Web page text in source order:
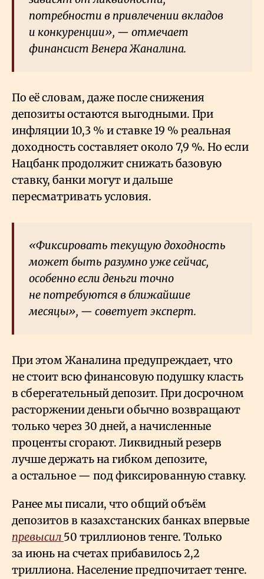
потребности в привлечении вкладов
и конкуренции», — отмечает
финансист Венера Жаналина.
По её словам, даже после снижения
депозиты остаются выгодными. При
инфляции 10,3 % и ставке 19 % реальная
доходность составляет около 7,9 %. Но если
Нацбанк продолжит снижать базовую
ставку, банки могут и дальше
пересматривать условия.
«Фиксировать текущую доходность
может быть разумно уже сейчас,
особенно если деньги точно
не потребуются в ближайшие
месяцы», — советует эксперт.
При этом Жаналина предупреждает, что
не стоит всю финансовую подушку класть
в сберегательный депозит. При досрочном
расторжении деньги обычно возвращают
только через 30 дней, а начисленные
проценты сгорают. Ликвидный резерв
лучше держать на гибком депозите,
а остальное — под фиксированную ставку.
Ранее мы писали, что общий объём
депозитов в казахстанских банках впервые
превысил 50 триллионов тенге. Только
за июнь на счетах прибавилось 2,2
триллиона. Население предпочитает тенге.